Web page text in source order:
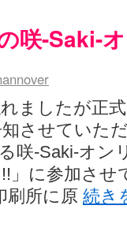
咲-Saki-
ましたが正
させていた
咲-Saki-オン
」に参加さ
刷所に原 続き